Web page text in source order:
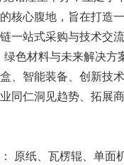
核心腹地，旨在打造
一站式采购与技术交
绿色材料与未来解决方
、智能装备、创新技
同仁洞见趋势、拓展
原纸、瓦楞辊、单面